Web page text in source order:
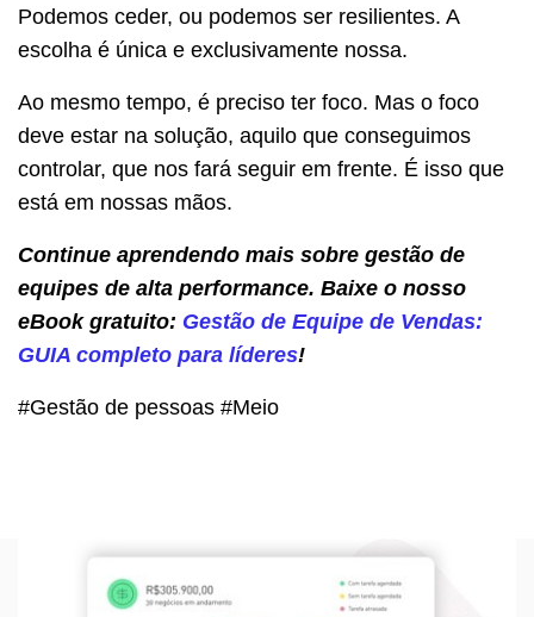
Podemos ceder, ou podemos ser resilientes. A
escolha é única e exclusivamente nossa.
Ao mesmo tempo, é preciso ter foco. Mas o foco
deve estar na solução, aquilo que conseguimos
controlar, que nos fará seguir em frente. É isso que
está em nossas mãos.
Continue aprendendo mais sobre gestão de
equipes de alta performance. Baixe o nosso
eBook gratuito: Gestão de Equipe de Vendas:
GUIA completo para líderes!
#Gestão de pessoas #Meio